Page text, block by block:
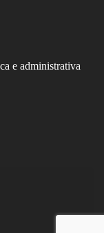
e administrativa